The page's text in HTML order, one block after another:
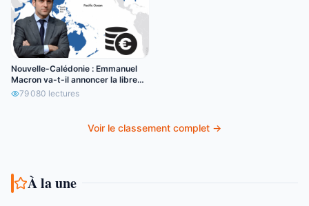
Nouvelle-Calédonie : Emmanuel
Macron va-t-il annoncer la libre
circulation de l’euro ?
79 080 lectures
Voir le classement complet →
À la une